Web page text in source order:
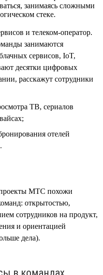
занимаясь сложными
стеке.
и телеком-оператор.
занимаются
сервисов, IoT,
десятки цифровых
расскажут сотрудники
ТВ, сериалов
отелей
МТС похожи
открытостью,
сотрудников на продукт,
и ориентацией
дела).